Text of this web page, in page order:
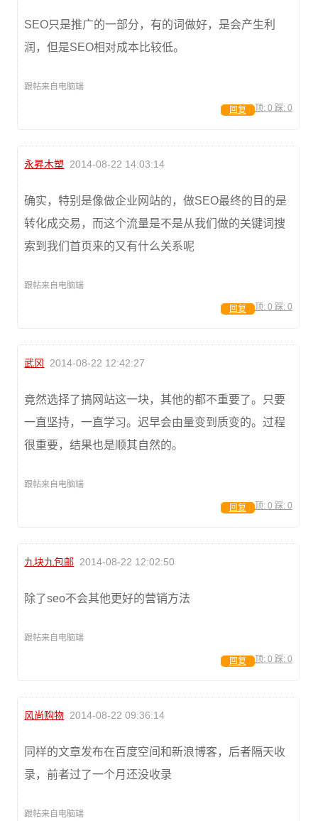
SEO只是推广的一部分，有的词做好，是会产生利
润，但是SEO相对成本比较低。
跟帖来自电脑端
顶: 0 踩: 0
回复
永昇木塑 2014-08-22 14:03:14
确实，特别是像做企业网站的，做SEO最终的目的是
转化成交易，而这个流量是不是从我们做的关键词搜
索到我们首页来的又有什么关系呢
跟帖来自电脑端
顶: 0 踩: 0
回复
武冈 2014-08-22 12:42:27
竟然选择了搞网站这一块，其他的都不重要了。只要
一直坚持，一直学习。迟早会由量变到质变的。过程
很重要，结果也是顺其自然的。
跟帖来自电脑端
顶: 0 踩: 0
回复
九块九包邮 2014-08-22 12:02:50
除了seo不会其他更好的营销方法
跟帖来自电脑端
顶: 0 踩: 0
回复
风尚购物 2014-08-22 09:36:14
同样的文章发布在百度空间和新浪博客，后者隔天收
录，前者过了一个月还没收录
跟帖来自电脑端